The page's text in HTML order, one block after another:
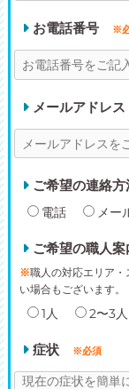
お電話番号 ※
メールアドレス
ご希望の連絡方
電話 メー
ご希望の職人案
※職人の対応エリア
い場合もございます。
1人 2〜3
症状 ※必須